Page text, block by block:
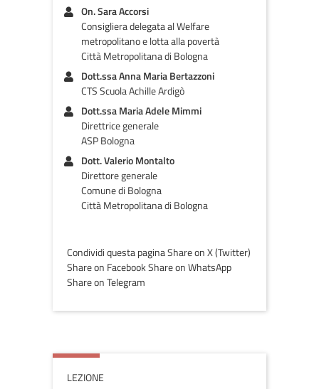
On. Sara Accorsi
Consigliera delegata al Welfare
metropolitano e lotta alla povertà
Città Metropolitana di Bologna
Dott.ssa Anna Maria Bertazzoni
CTS Scuola Achille Ardigò
Dott.ssa Maria Adele Mimmi
Direttrice generale
ASP Bologna
Dott. Valerio Montalto
Direttore generale
Comune di Bologna
Città Metropolitana di Bologna
Condividi questa pagina Share on X (Twitter)
Share on Facebook Share on WhatsApp
Share on Telegram
LEZIONE